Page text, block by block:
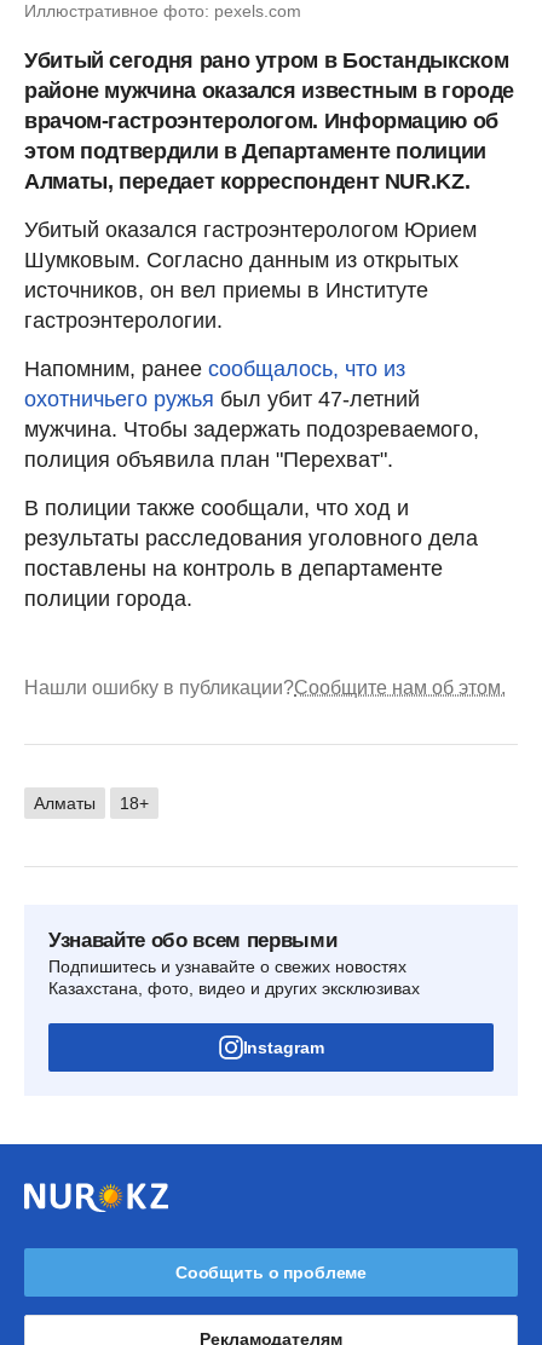
Иллюстративное фото: pexels.com
Убитый сегодня рано утром в Бостандыкском
районе мужчина оказался известным в городе
врачом-гастроэнтерологом. Информацию об
этом подтвердили в Департаменте полиции
Алматы, передает корреспондент NUR.KZ.
Убитый оказался гастроэнтерологом Юрием
Шумковым. Согласно данным из открытых
источников, он вел приемы в Институте
гастроэнтерологии.
Напомним, ранее сообщалось, что из
охотничьего ружья был убит 47-летний
мужчина. Чтобы задержать подозреваемого,
полиция объявила план "Перехват".
В полиции также сообщали, что ход и
результаты расследования уголовного дела
поставлены на контроль в департаменте
полиции города.
Нашли ошибку в публикации?Сообщите нам об этом.
Алматы 18+
Узнавайте обо всем первыми
Подпишитесь и узнавайте о свежих новостях
Казахстана, фото, видео и других эксклюзивах
Instagram
Сообщить о проблеме
Рекламодателям